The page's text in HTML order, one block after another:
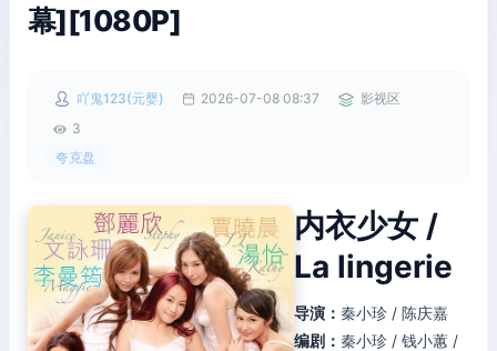
幕][1080P]
吖鬼123(元婴) 2026-07-08 08:37
影视区
3
夸克盘
内衣少女 /
La lingerie
导演： 秦小珍 / 陈庆嘉
编剧： 秦小珍 / 钱小蕙 /